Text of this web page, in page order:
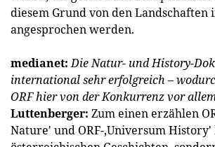
diesem Grund von den Landschaften
angesprochen werden.
medianet:Die Natur- und History-
international sehr erfolgreich –
ORF hier von der Konkurrenz vor
Luttenberger: Zum einen erzählen
Nature' und ORF-‚Universum